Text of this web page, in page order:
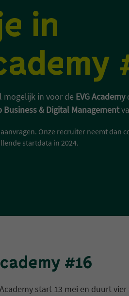
in
mogelijk in voor de EVG Academy
Business & Digital Management
Onze recruiter neemt dan
startdata in 2024.
#16
start 13 mei en duurt